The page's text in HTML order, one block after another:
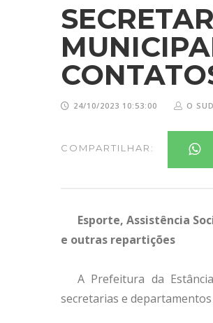
24/10/2023 10:53:00 O
COMPARTILHAR:
Esporte, Assistência
e outras repartições
A Prefeitura da
secretarias e